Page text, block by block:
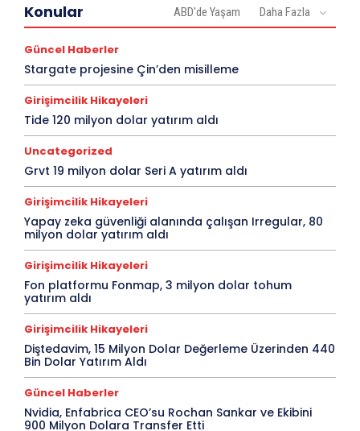
Konular ABD'de Yaşam Daha Fazla
Güncel Haberler
Stargate projesine Çin’den misilleme
Girişimcilik Hikayeleri
Tide 120 milyon dolar yatırım aldı
Uncategorized
Grvt 19 milyon dolar Seri A yatırım aldı
Girişimcilik Hikayeleri
Yapay zeka güvenliği alanında çalışan Irregular, 80
milyon dolar yatırım aldı
Girişimcilik Hikayeleri
Fon platformu Fonmap, 3 milyon dolar tohum
yatırım aldı
Girişimcilik Hikayeleri
Diştedavim, 15 Milyon Dolar Değerleme Üzerinden 440
Bin Dolar Yatırım Aldı
Güncel Haberler
Nvidia, Enfabrica CEO’su Rochan Sankar ve Ekibini
900 Milyon Dolara Transfer Etti